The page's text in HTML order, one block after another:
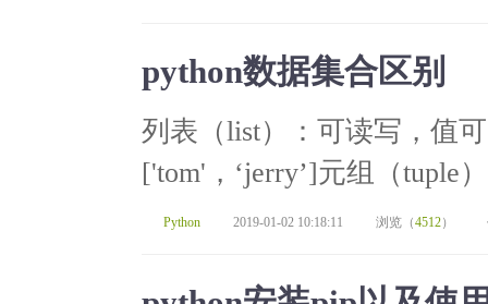
python数据集合区别
列表（list）：可读写，值
['tom'，‘jerry’]元组（tuple
Python 2019-01-02 10:18:11 浏览（4512）